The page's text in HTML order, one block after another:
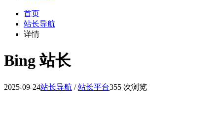
首页
站长导航
详情
Bing 站长
2025-09-24站长导航 /站长平台355 次浏览